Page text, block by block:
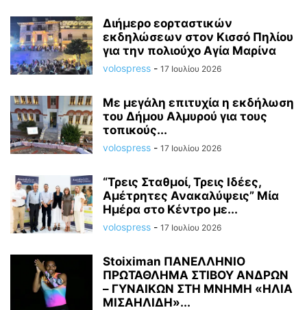
Διήμερο εορταστικών
εκδηλώσεων στον Κισσό Πηλίου
για την πολιούχο Αγία Μαρίνα
volospress - 17 Ιουλίου 2026
Με μεγάλη επιτυχία η εκδήλωση
του Δήμου Αλμυρού για τους
τοπικούς...
volospress - 17 Ιουλίου 2026
“Τρεις Σταθμοί, Τρεις Ιδέες,
Αμέτρητες Ανακαλύψεις” Μία
Ημέρα στο Κέντρο με...
volospress - 17 Ιουλίου 2026
Stoiximan ΠΑΝΕΛΛΗΝΙΟ
ΠΡΩΤΑΘΛΗΜΑ ΣΤΙΒΟΥ ΑΝΔΡΩΝ
– ΓΥΝΑΙΚΩΝ ΣΤΗ ΜΝΗΜΗ «ΗΛΙΑ
ΜΙΣΑΗΛΙΔΗ»...